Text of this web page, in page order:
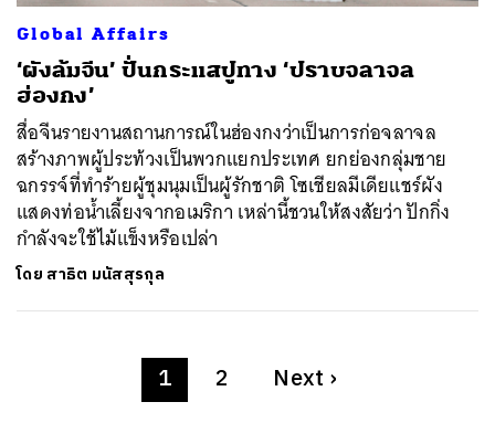
Global Affairs
‘ผังล้มจีน’ ปั่นกระแสปูทาง ‘ปราบจลาจล
ฮ่องกง’
สื่อจีนรายงานสถานการณ์ในฮ่องกงว่าเป็นการก่อจลาจล
สร้างภาพผู้ประท้วงเป็นพวกแยกประเทศ ยกย่องกลุ่มชาย
ฉกรรจ์ที่ทำร้ายผู้ชุมนุมเป็นผู้รักชาติ โซเชียลมีเดียแชร์ผัง
แสดงท่อน้ำเลี้ยงจากอเมริกา เหล่านี้ชวนให้สงสัยว่า ปักกิ่ง
กำลังจะใช้ไม้แข็งหรือเปล่า
โดย สาธิต มนัสสุรกุล
1 2 Next ›